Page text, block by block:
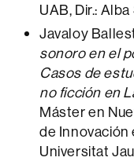
UAB, Dir.:
Javaloy
sonoro en el
Casos de
no ficción en
Máster en
de Innovación
Universitat